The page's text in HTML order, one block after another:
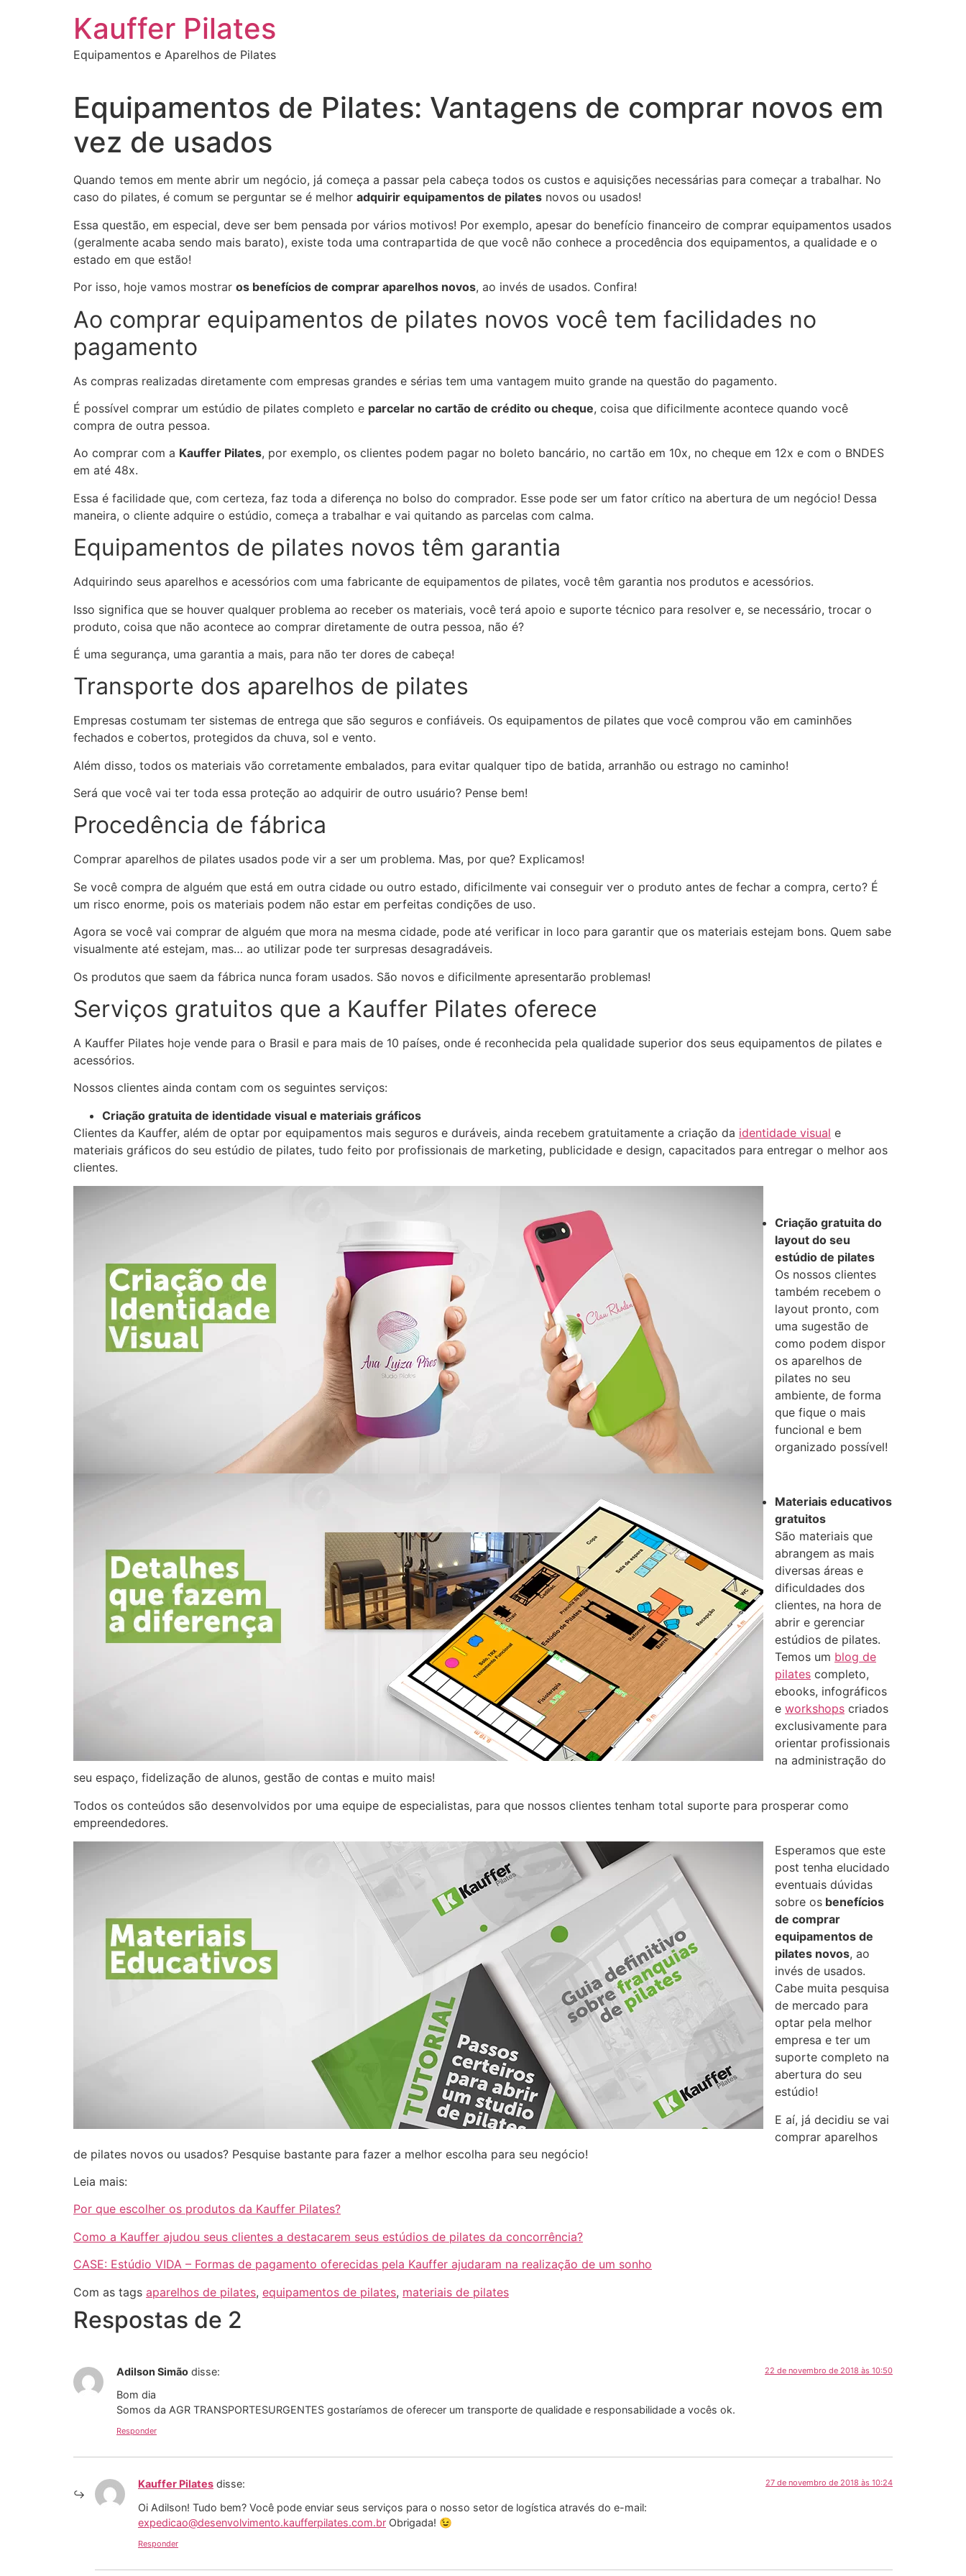
Kauffer Pilates
Equipamentos e Aparelhos de Pilates
Equipamentos de Pilates: Vantagens de comprar novos em
vez de usados
Quando temos em mente abrir um negócio, já começa a passar pela cabeça todos os custos e aquisições necessárias para começar a trabalhar. No
caso do pilates, é comum se perguntar se é melhor adquirir equipamentos de pilates novos ou usados!
Essa questão, em especial, deve ser bem pensada por vários motivos! Por exemplo, apesar do benefício financeiro de comprar equipamentos usados
(geralmente acaba sendo mais barato), existe toda uma contrapartida de que você não conhece a procedência dos equipamentos, a qualidade e o
estado em que estão!
Por isso, hoje vamos mostrar os benefícios de comprar aparelhos novos, ao invés de usados. Confira!
Ao comprar equipamentos de pilates novos você tem facilidades no
pagamento
As compras realizadas diretamente com empresas grandes e sérias tem uma vantagem muito grande na questão do pagamento.
É possível comprar um estúdio de pilates completo e parcelar no cartão de crédito ou cheque, coisa que dificilmente acontece quando você
compra de outra pessoa.
Ao comprar com a Kauffer Pilates, por exemplo, os clientes podem pagar no boleto bancário, no cartão em 10x, no cheque em 12x e com o BNDES
em até 48x.
Essa é facilidade que, com certeza, faz toda a diferença no bolso do comprador. Esse pode ser um fator crítico na abertura de um negócio! Dessa
maneira, o cliente adquire o estúdio, começa a trabalhar e vai quitando as parcelas com calma.
Equipamentos de pilates novos têm garantia
Adquirindo seus aparelhos e acessórios com uma fabricante de equipamentos de pilates, você têm garantia nos produtos e acessórios.
Isso significa que se houver qualquer problema ao receber os materiais, você terá apoio e suporte técnico para resolver e, se necessário, trocar o
produto, coisa que não acontece ao comprar diretamente de outra pessoa, não é?
É uma segurança, uma garantia a mais, para não ter dores de cabeça!
Transporte dos aparelhos de pilates
Empresas costumam ter sistemas de entrega que são seguros e confiáveis. Os equipamentos de pilates que você comprou vão em caminhões
fechados e cobertos, protegidos da chuva, sol e vento.
Além disso, todos os materiais vão corretamente embalados, para evitar qualquer tipo de batida, arranhão ou estrago no caminho!
Será que você vai ter toda essa proteção ao adquirir de outro usuário? Pense bem!
Procedência de fábrica
Comprar aparelhos de pilates usados pode vir a ser um problema. Mas, por que? Explicamos!
Se você compra de alguém que está em outra cidade ou outro estado, dificilmente vai conseguir ver o produto antes de fechar a compra, certo? É
um risco enorme, pois os materiais podem não estar em perfeitas condições de uso.
Agora se você vai comprar de alguém que mora na mesma cidade, pode até verificar in loco para garantir que os materiais estejam bons. Quem sabe
visualmente até estejam, mas… ao utilizar pode ter surpresas desagradáveis.
Os produtos que saem da fábrica nunca foram usados. São novos e dificilmente apresentarão problemas!
Serviços gratuitos que a Kauffer Pilates oferece
A Kauffer Pilates hoje vende para o Brasil e para mais de 10 países, onde é reconhecida pela qualidade superior dos seus equipamentos de pilates e
acessórios.
Nossos clientes ainda contam com os seguintes serviços:
Criação gratuita de identidade visual e materiais gráficos
Clientes da Kauffer, além de optar por equipamentos mais seguros e duráveis, ainda recebem gratuitamente a criação da identidade visual e
materiais gráficos do seu estúdio de pilates, tudo feito por profissionais de marketing, publicidade e design, capacitados para entregar o melhor aos
clientes.
Criação gratuita do
layout do seu
estúdio de pilates
Os nossos clientes
também recebem o
layout pronto, com
uma sugestão de
como podem dispor
os aparelhos de
pilates no seu
ambiente, de forma
que fique o mais
funcional e bem
organizado possível!
Materiais educativos
gratuitos
São materiais que
abrangem as mais
diversas áreas e
dificuldades dos
clientes, na hora de
abrir e gerenciar
estúdios de pilates.
Temos um blog de
pilates completo,
ebooks, infográficos
e workshops criados
exclusivamente para
orientar profissionais
na administração do
seu espaço, fidelização de alunos, gestão de contas e muito mais!
Todos os conteúdos são desenvolvidos por uma equipe de especialistas, para que nossos clientes tenham total suporte para prosperar como
empreendedores.
Esperamos que este
post tenha elucidado
eventuais dúvidas
sobre os benefícios
de comprar
equipamentos de
pilates novos, ao
invés de usados.
Cabe muita pesquisa
de mercado para
optar pela melhor
empresa e ter um
suporte completo na
abertura do seu
estúdio!
E aí, já decidiu se vai
comprar aparelhos
de pilates novos ou usados? Pesquise bastante para fazer a melhor escolha para seu negócio!
Leia mais:
Por que escolher os produtos da Kauffer Pilates?
Como a Kauffer ajudou seus clientes a destacarem seus estúdios de pilates da concorrência?
CASE: Estúdio VIDA – Formas de pagamento oferecidas pela Kauffer ajudaram na realização de um sonho
Com as tags aparelhos de pilates, equipamentos de pilates, materiais de pilates
Respostas de 2
Adilson Simão disse: 22 de novembro de 2018 às 10:50
Bom dia
Somos da AGR TRANSPORTESURGENTES gostaríamos de oferecer um transporte de qualidade e responsabilidade a vocês ok.
Responder
Kauffer Pilates disse: 27 de novembro de 2018 às 10:24
Oi Adilson! Tudo bem? Você pode enviar seus serviços para o nosso setor de logística através do e-mail:
expedicao@desenvolvimento.kaufferpilates.com.br Obrigada! 😉
Responder